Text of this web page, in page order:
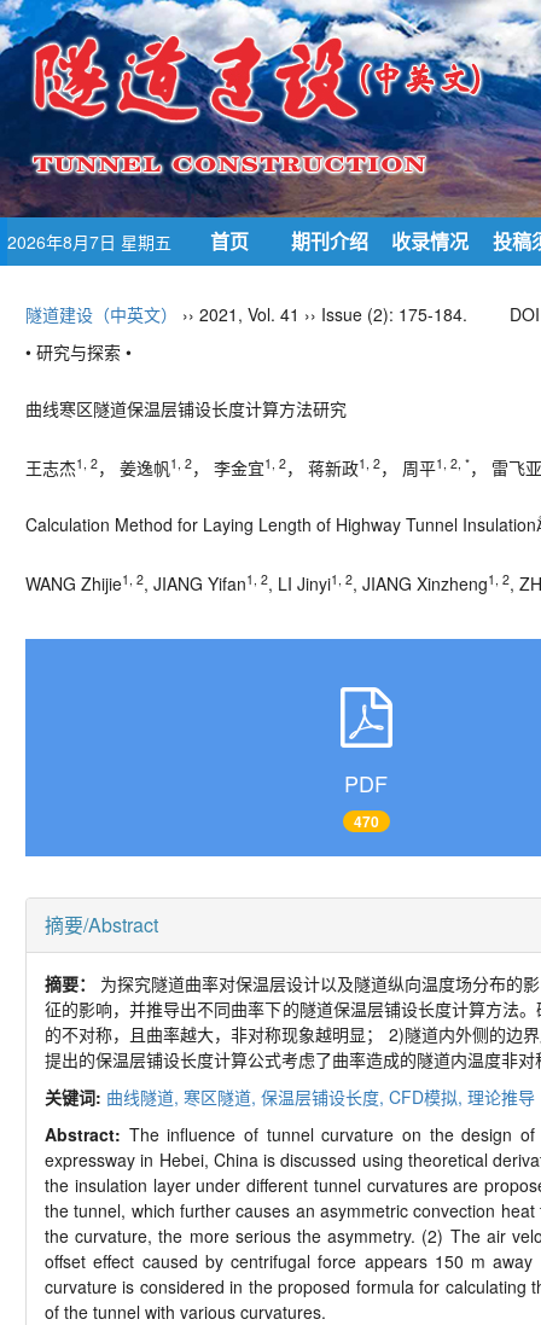
2026年8月7日 星期五 首页 期刊介绍 收录情况 投稿
隧道建设（中英文） ›› 2021, Vol. 41 ›› Issue (2): 175-184.
• 研究与探索 •
曲线寒区隧道保温层铺设长度计算方法研究
王志杰1, 2， 姜逸帆1, 2， 李金宜1, 2， 蒋新政1, 2， 周平1, 2, *， 雷飞亚
Calculation Method for Laying Length of Highway Tunnel
WANG Zhijie1, 2, JIANG Yifan1, 2, LI Jinyi1, 2, JIANG Xinzheng1, 2,
PDF
470
摘要/Abstract
摘要： 为探究隧道曲率对保温层设计以及隧道纵向温度场分布的
征的影响，并推导出不同曲率下的隧道保温层铺设长度计算方法
的不对称，且曲率越大，非对称现象越明显；
2)隧道内外侧的边
提出的保温层铺设长度计算公式考虑了曲率造成的隧道内温度非
关键词: 曲线隧道, 寒区隧道, 保温层铺设长度, CFD模拟, 理论推导
Abstract: The influence of tunnel curvature on the design
expressway in Hebei, China is discussed using theoretical
the insulation layer under different tunnel curvatures are
the tunnel, which further causes an asymmetric convection
the curvature, the more serious the asymmetry. (2) The air
offset effect caused by centrifugal force appears 150 m
curvature is considered in the proposed formula for
of the tunnel with various curvatures.